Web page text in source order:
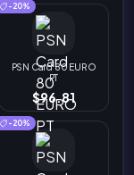
-20%
PSN Card 80 EURO
PT
$96.81
-20%